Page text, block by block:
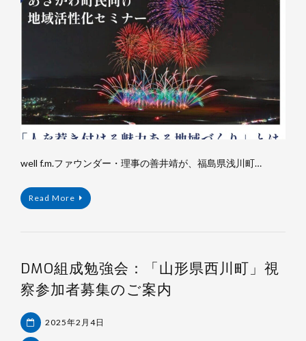
裕
樹
well f.m.ファウンダー・理事の善井靖が、福島県浅川町…
Read More
DMO組成勉強会：「山形県西川町」視
察参加者募集のご案内
2025年2月4日